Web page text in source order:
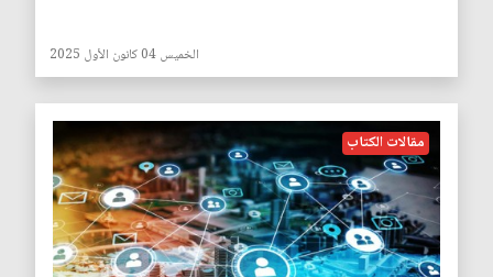
الخميس 04 كانون الأول 2025
مقالات الكتاب